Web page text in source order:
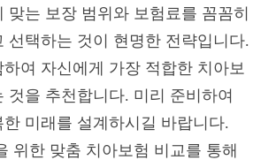
맞는 보장 범위와 보험료를 꼼꼼히
선택하는 것이 현명한 전략입니다.
여 자신에게 가장 적합한 치아보
것을 추천합니다. 미리 준비하여
한 미래를 설계하시길 바랍니다.
위한 맞춤 치아보험 비교를 통해